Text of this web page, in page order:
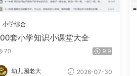
小学综合
套小学知识小课堂大全
70 9.9
幼儿园老大 2026-07-30